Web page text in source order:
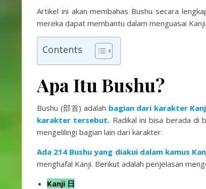
Artikel ini akan membahas Bushu secara
mereka dapat membantu dalam menguasai Kanji.
Contents
Apa Itu Bushu?
Bushu (部首) adalah bagian dari karakter
karakter tersebut. Radikal ini bisa berada di
mengelilingi bagian lain dari karakter.
Ada 214 Bushu yang diakui dalam kamus
menghafal Kanji. Berikut adalah penjelasan
Kanji 日